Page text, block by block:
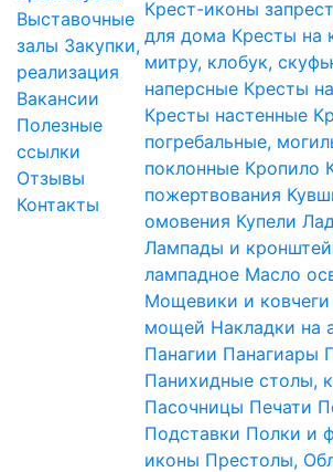
Выставочные
залы Закупки,
реализация
Вакансии
Полезные
ссылки
Отзывы
Контакты
Крест-иконы
для дома Кресты на
митру, клобук,
наперсные Кресты
Кресты настенные
погребальные,
поклонные Кропило
пожертвования
омовения Купели
Лампады и
лампадное Масло
Мощевики и ковчеги
мощей Накладки на
Панагии Панагиары
Панихидные столы,
Пасочницы Печати
Подставки Полки и
иконы Престолы,